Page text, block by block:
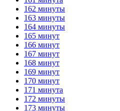
162 минуты
163 минуты
164 минуты
165 минут
166 минут
167 минут
168 минут
169 минут
170 минут
171 минута
172 минуты
173 минуты